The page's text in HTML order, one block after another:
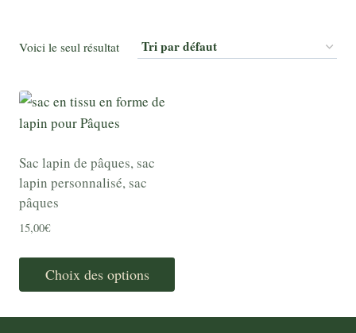
Voici le seul résultat
Sac lapin de pâques, sac
lapin personnalisé, sac
pâques
15,00€
Choix des options
produit